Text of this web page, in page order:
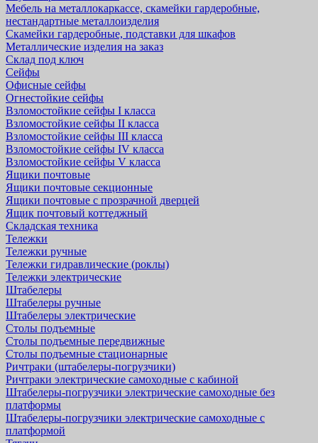
Мебель на металлокаркассе, скамейки гардеробные,
нестандартные металлоизделия
Скамейки гардеробные, подставки для шкафов
Металлические изделия на заказ
Склад под ключ
Сейфы
Офисные сейфы
Огнестойкие сейфы
Взломостойкие сейфы I класса
Взломостойкие сейфы II класса
Взломостойкие сейфы III класса
Взломостойкие сейфы IV класса
Взломостойкие сейфы V класса
Ящики почтовые
Ящики почтовые секционные
Ящики почтовые с прозрачной дверцей
Ящик почтовый коттеджный
Складская техника
Тележки
Тележки ручные
Тележки гидравлические (роклы)
Тележки электрические
Штабелеры
Штабелеры ручные
Штабелеры электрические
Столы подъемные
Столы подъемные передвижные
Столы подъемные стационарные
Ричтраки (штабелеры-погрузчики)
Ричтраки электрические самоходные с кабиной
Штабелеры-погрузчики электрические самоходные без
платформы
Штабелеры-погрузчики электрические самоходные с
платформой